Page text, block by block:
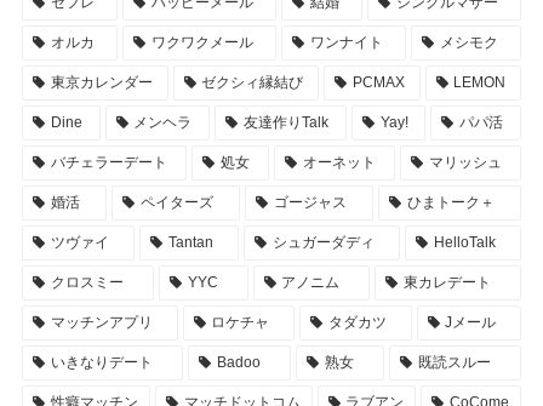
オルカ ワクワクメール ワンナイト メシモク
東京カレンダー ゼクシィ縁結び PCMAX LEMON
Dine メンヘラ 友達作りTalk Yay! パパ活
バチェラーデート 処女 オーネット マリッシュ
婚活 ペイターズ ゴージャス ひまトーク＋
ツヴァイ Tantan シュガーダディ HelloTalk
クロスミー YYC アノニム 東カレデート
マッチンアプリ ロケチャ タダカツ Jメール
いきなりデート Badoo 熟女 既読スルー
性癖マッチン マッチドットコム ラブアン CoCome